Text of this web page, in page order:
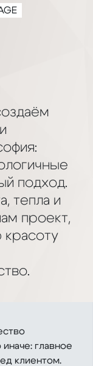
подход.
тепла и
проект,
главное
клиентом.